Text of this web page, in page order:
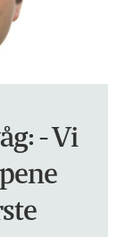
- Vi